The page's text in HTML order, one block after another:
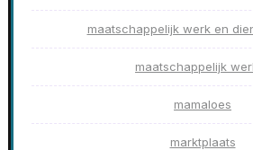
maatschappelijk werk en
maatschappelijk
mamaloes
marktplaats